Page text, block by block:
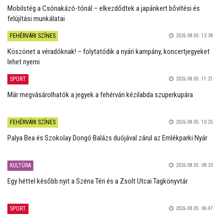
Mobilstég a Csónakázó-tónál – elkezdődtek a japánkert bővítési és
felújítási munkálatai
FEHÉRVÁRI SZÍNES 2026.08.05. 12:38
Köszönet a véradóknak! – folytatódik a nyári kampány, koncertjegyeket
lehet nyerni
SPORT 2026.08.05. 11:21
Már megvásárolhatók a jegyek a fehérvári kézilabda szuperkupára
FEHÉRVÁRI SZÍNES 2026.08.05. 10:25
Palya Bea és Szokolay Dongó Balázs duójával zárul az Emlékparki Nyár
KULTÚRA 2026.08.05. 08:33
Egy héttel később nyit a Széna Téri és a Zsolt Utcai Tagkönyvtár
SPORT 2026.08.05. 06:47